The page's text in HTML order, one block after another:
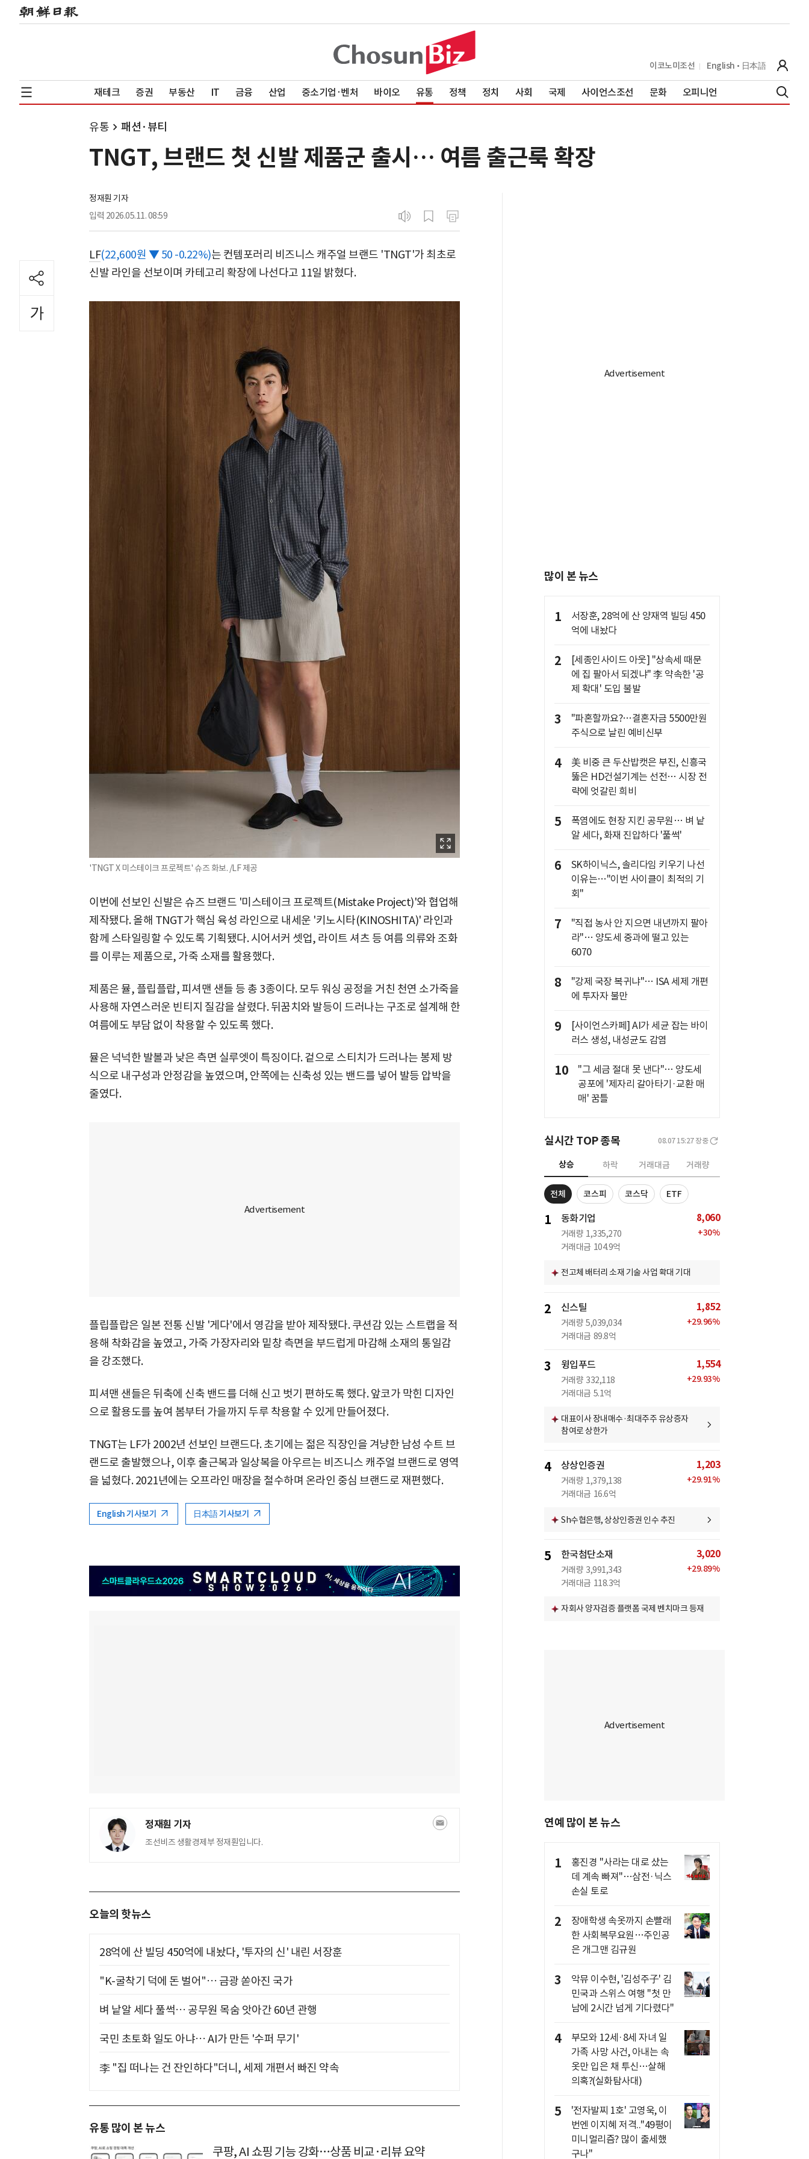
이코노미조선 English 日本語
재테크 증권 부동산 IT 금융 산업 중소기업·벤처 바이오 유통 정책 정치 사회 국제 사이언스조선 문화 오피니언
유통 패션·뷰티
TNGT, 브랜드 첫 신발 제품군 출시… 여름 출근룩 확장
정재훤 기자
입력 2026.05.11. 08:59
LF(22,600원 ▼ 50 -0.22%)는 컨템포러리 비즈니스 캐주얼 브랜드 'TNGT'가 최초로
신발 라인을 선보이며 카테고리 확장에 나선다고 11일 밝혔다.
'TNGT X 미스테이크 프로젝트' 슈즈 화보. /LF 제공
이번에 선보인 신발은 슈즈 브랜드 '미스테이크 프로젝트(Mistake Project)'와 협업해
제작됐다. 올해 TNGT가 핵심 육성 라인으로 내세운 '키노시타(KINOSHITA)' 라인과
함께 스타일링할 수 있도록 기획됐다. 시어서커 셋업, 라이트 셔츠 등 여름 의류와 조화
를 이루는 제품으로, 가죽 소재를 활용했다.
제품은 뮬, 플립플랍, 피셔맨 샌들 등 총 3종이다. 모두 워싱 공정을 거친 천연 소가죽을
사용해 자연스러운 빈티지 질감을 살렸다. 뒤꿈치와 발등이 드러나는 구조로 설계해 한
여름에도 부담 없이 착용할 수 있도록 했다.
뮬은 넉넉한 발볼과 낮은 측면 실루엣이 특징이다. 겉으로 스티치가 드러나는 봉제 방
식으로 내구성과 안정감을 높였으며, 안쪽에는 신축성 있는 밴드를 넣어 발등 압박을
줄였다.
플립플랍은 일본 전통 신발 '게다'에서 영감을 받아 제작됐다. 쿠션감 있는 스트랩을 적
용해 착화감을 높였고, 가죽 가장자리와 밑창 측면을 부드럽게 마감해 소재의 통일감
을 강조했다.
피셔맨 샌들은 뒤축에 신축 밴드를 더해 신고 벗기 편하도록 했다. 앞코가 막힌 디자인
으로 활용도를 높여 봄부터 가을까지 두루 착용할 수 있게 만들어졌다.
TNGT는 LF가 2002년 선보인 브랜드다. 초기에는 젊은 직장인을 겨냥한 남성 수트 브
랜드로 출발했으나, 이후 출근복과 일상복을 아우르는 비즈니스 캐주얼 브랜드로 영역
을 넓혔다. 2021년에는 오프라인 매장을 철수하며 온라인 중심 브랜드로 재편했다.
English 기사보기 日本語 기사보기
정재훤 기자
조선비즈 생활경제부 정재훤입니다.
오늘의 핫뉴스
28억에 산 빌딩 450억에 내놨다, '투자의 신' 내린 서장훈
"K-굴착기 덕에 돈 벌어"… 금광 쏟아진 국가
벼 낱알 세다 풀썩… 공무원 목숨 앗아간 60년 관행
국민 초토화 일도 아냐… AI가 만든 '수퍼 무기'
李 "집 떠나는 건 잔인하다"더니, 세제 개편서 빠진 약속
유통 많이 본 뉴스
쿠팡, AI 쇼핑 기능 강화…상품 비교·리뷰 요약
많이 본 뉴스
1
서장훈, 28억에 산 양재역 빌딩 450
억에 내놨다
2
[세종인사이드 아웃] "상속세 때문
에 집 팔아서 되겠냐" 李 약속한 '공
제 확대' 도입 불발
3
"파혼할까요?…결혼자금 5500만원
주식으로 날린 예비신부
4
美 비중 큰 두산밥캣은 부진, 신흥국
뚫은 HD건설기계는 선전… 시장 전
략에 엇갈린 희비
5
폭염에도 현장 지킨 공무원… 벼 낱
알 세다, 화재 진압하다 '풀썩'
6
SK하이닉스, 솔리다임 키우기 나선
이유는…"이번 사이클이 최적의 기
회"
7
"직접 농사 안 지으면 내년까지 팔아
라"… 양도세 중과에 떨고 있는
6070
8
"강제 국장 복귀냐"… ISA 세제 개편
에 투자자 불만
9
[사이언스카페] AI가 세균 잡는 바이
러스 생성, 내성균도 감염
10
"그 세금 절대 못 낸다"… 양도세
공포에 '제자리 갈아타기·교환 매
매' 꿈틀
실시간 TOP 종목 08.07 15:27 장중
상승 하락 거래대금 거래량
전체 코스피 코스닥 ETF
1 동화기업
거래량 1,335,270
거래대금 104.9억
8,060
+30%
전고체 배터리 소재 기술 사업 확대 기대
2 신스틸
거래량 5,039,034
거래대금 89.8억
1,852
+29.96%
3 윙입푸드
거래량 332,118
거래대금 5.1억
1,554
+29.93%
대표이사 장내매수·최대주주 유상증자
참여로 상한가
4 상상인증권
거래량 1,379,138
거래대금 16.6억
1,203
+29.91%
Sh수협은행, 상상인증권 인수 추진
5 한국첨단소재
거래량 3,991,343
거래대금 118.3억
3,020
+29.89%
자회사 양자검증 플랫폼 국제 벤치마크 등재
연예 많이 본 뉴스
1
홍진경 "사라는 대로 샀는
데 계속 빠져"…삼전·닉스
손실 토로
2
장애학생 속옷까지 손빨래
한 사회복무요원…주인공
은 개그맨 김규원
3
악뮤 이수현, '김성주子' 김
민국과 스위스 여행 "첫 만
남에 2시간 넘게 기다렸다"
4
부모와 12세·8세 자녀 일
가족 사망 사건, 아내는 속
옷만 입은 채 투신…살해
의혹?(실화탐사대)
5
'전자발찌 1호' 고영욱, 이
번엔 이지혜 저격.."49평이
미니멀리즘? 많이 출세했
구나"